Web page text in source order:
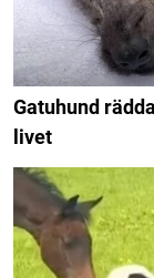
Gatuhund
livet